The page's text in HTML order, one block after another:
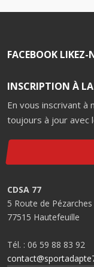
FACEBOOK LIKEZ-
INSCRIPTION À
En vous inscrivant
toujours à jour avec
CDSA 77
5 Route de Pézarches
77515 Hautefeuille
Tél. : 06 59 88 83 92